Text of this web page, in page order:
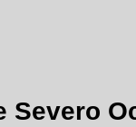
Severo